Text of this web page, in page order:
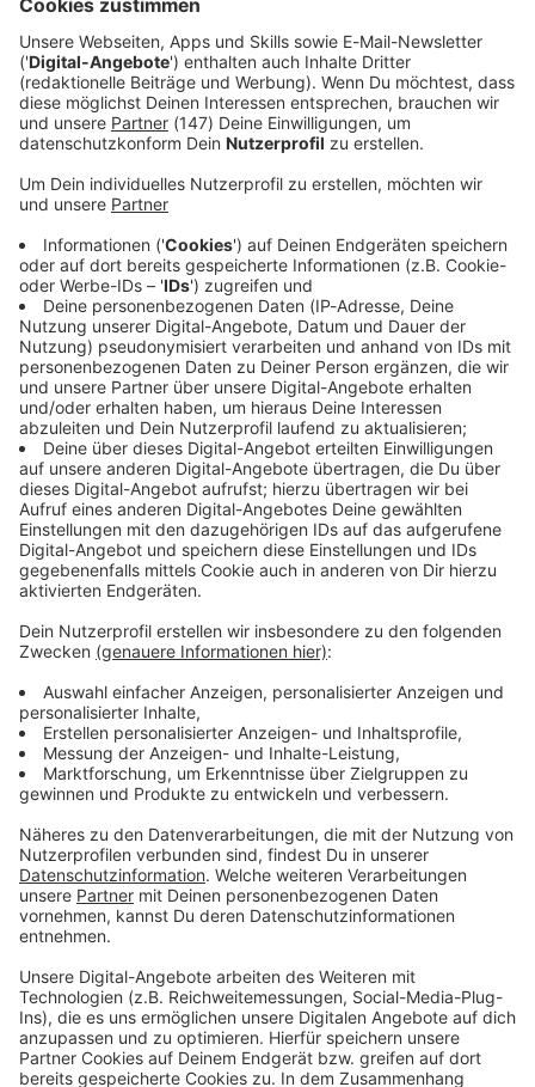
Prozessoren zum Einsatz kommen.
Immer auf dem Laufenden
bleiben!
Verpass' nichts mehr - mit unserem kostenlosen
ANTENNE BAYERN Newsletter. Ob Nachrichten,
Lifestyle oder unsere neuesten Aktionen - wir
informieren dich.
Zum Newsletter anmelden
Studio Hotline
Kontaktformular